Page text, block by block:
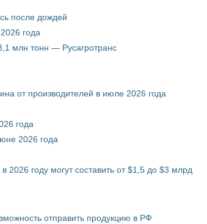
после дождей
года
млн тонн — Русагротранс
от производителей в июле 2026 года
года
2026 года
2026 году могут составить от $1,5 до $3 млрд
отправить продукцию в РФ